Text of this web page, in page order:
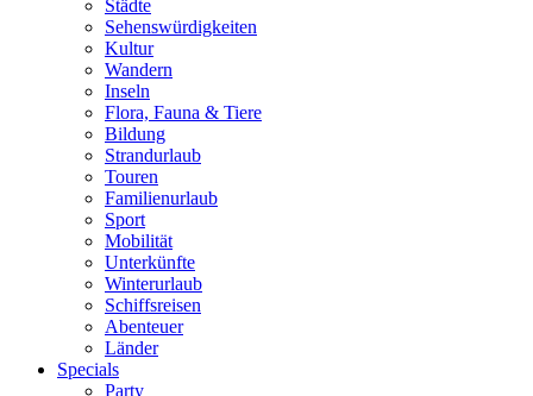
Städte
Sehenswürdigkeiten
Kultur
Wandern
Inseln
Flora, Fauna & Tiere
Bildung
Strandurlaub
Touren
Familienurlaub
Sport
Mobilität
Unterkünfte
Winterurlaub
Schiffsreisen
Abenteuer
Länder
Specials
Party